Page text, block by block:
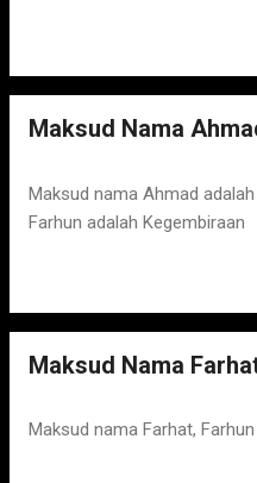
Maksud Nama
Maksud nama Ahmad
Farhun adalah Kegembiraan
Maksud Nama
Maksud nama Farhat,